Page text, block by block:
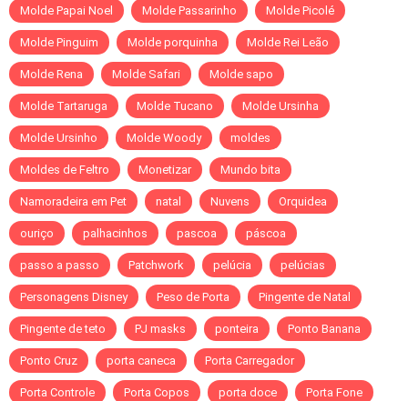
Molde Papai Noel Molde Passarinho Molde Picolé
Molde Pinguim Molde porquinha Molde Rei Leão
Molde Rena Molde Safari Molde sapo
Molde Tartaruga Molde Tucano Molde Ursinha
Molde Ursinho Molde Woody moldes
Moldes de Feltro Monetizar Mundo bita
Namoradeira em Pet natal Nuvens Orquidea
ouriço palhacinhos pascoa páscoa
passo a passo Patchwork pelúcia pelúcias
Personagens Disney Peso de Porta Pingente de Natal
Pingente de teto PJ masks ponteira Ponto Banana
Ponto Cruz porta caneca Porta Carregador
Porta Controle Porta Copos porta doce Porta Fone